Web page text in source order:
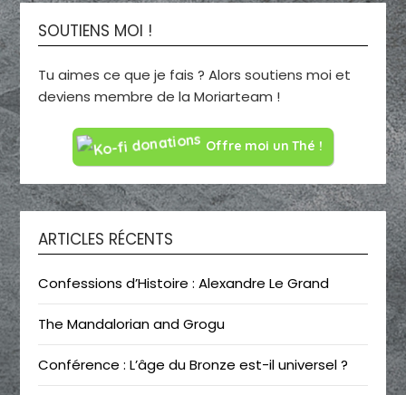
SOUTIENS MOI !
Tu aimes ce que je fais ? Alors soutiens moi et
deviens membre de la Moriarteam !
Offre moi un Thé !
ARTICLES RÉCENTS
Confessions d’Histoire : Alexandre Le Grand
The Mandalorian and Grogu
Conférence : L’âge du Bronze est-il universel ?